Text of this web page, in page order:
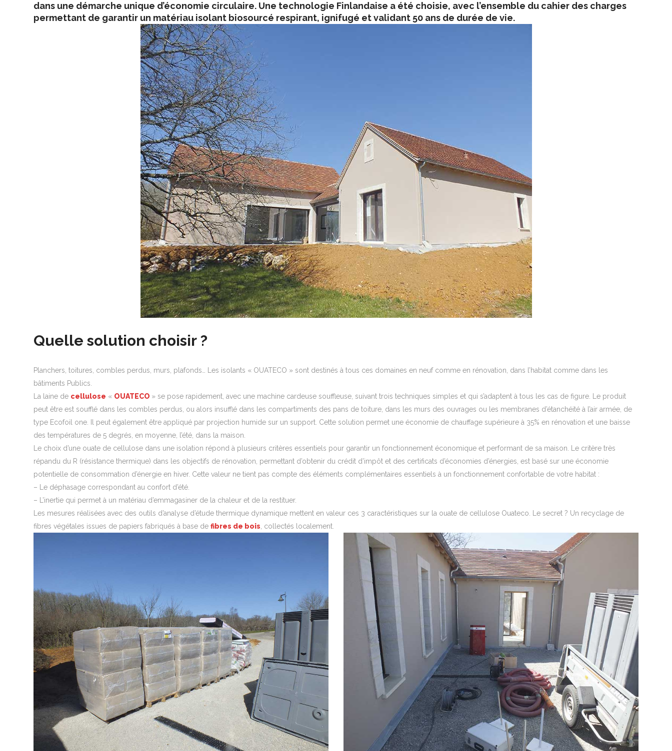
dans une démarche unique d’économie circulaire. Une technologie Finlandaise a été choisie, avec l’ensemble du cahier des charges
permettant de garantir un matériau isolant biosourcé respirant, ignifugé et validant 50 ans de durée de vie.
Quelle solution choisir ?
Planchers, toitures, combles perdus, murs, plafonds… Les isolants « OUATECO » sont destinés à tous ces domaines en neuf comme en rénovation, dans l’habitat comme dans les
bâtiments Publics.
La laine de cellulose « OUATECO » se pose rapidement, avec une machine cardeuse souffleuse, suivant trois techniques simples et qui s’adaptent à tous les cas de figure. Le produit
peut être est soufflé dans les combles perdus, ou alors insufflé dans les compartiments des pans de toiture, dans les murs des ouvrages ou les membranes d’étanchéité à l’air armée, de
type Ecofoil one. Il peut également être appliqué par projection humide sur un support. Cette solution permet une économie de chauffage supérieure à 35% en rénovation et une baisse
des températures de 5 degrés, en moyenne, l’été, dans la maison.
Le choix d’une ouate de cellulose dans une isolation répond à plusieurs critères essentiels pour garantir un fonctionnement économique et performant de sa maison. Le critère très
répandu du R (résistance thermique) dans les objectifs de rénovation, permettant d’obtenir du crédit d’impôt et des certificats d’économies d’énergies, est basé sur une économie
potentielle de consommation d’énergie en hiver. Cette valeur ne tient pas compte des éléments complémentaires essentiels à un fonctionnement confortable de votre habitat :
– Le déphasage correspondant au confort d’été.
– L’inertie qui permet à un matériau d’emmagasiner de la chaleur et de la restituer.
Les mesures réalisées avec des outils d’analyse d’étude thermique dynamique mettent en valeur ces 3 caractéristiques sur la ouate de cellulose Ouateco. Le secret ? Un recyclage de
fibres végétales issues de papiers fabriqués à base defibres de bois, collectés localement.